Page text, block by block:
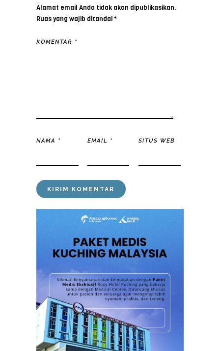
Alamat email Anda tidak akan dipublikasikan.
Ruas yang wajib ditandai*
KOMENTAR *
NAMA * EMAIL * SITUS WEB